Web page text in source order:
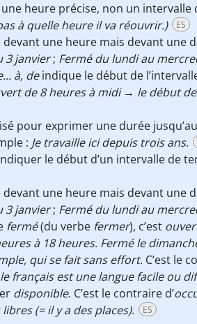
heure précise, non un intervalle
à quelle heure il va réouvrir.)
ES
devant une heure mais devant une
3 janvier; Fermé du lundi au
à, deindique le début de
de 8 heures à midi → le début
pour exprimer une durée
: Je travaille ici depuis trois ans.
le début d’un intervalle de
devant une heure mais devant une
3 janvier; Fermé du lundi au
fermé(du verbe fermer), c’est
à 18 heures. Fermé le
qui se fait sans effort. C’est le
français est une langue facile ou
disponible. C’est le contraire d’
(= il y a des places). ES